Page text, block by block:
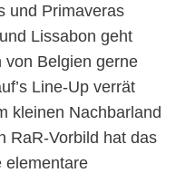
und Primaveras
Lissabon geht
von Belgien gerne
Line-Up verrät
kleinen Nachbarland
RaR-Vorbild hat das
elementare